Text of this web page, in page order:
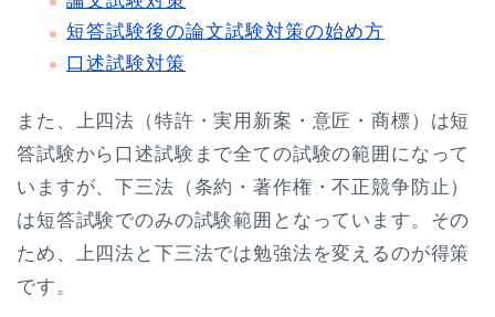
短答試験後の論文試験対策の始め方
口述試験対策
また、上四法（特許・実用新案・意匠・商標）は短
答試験から口述試験まで全ての試験の範囲になって
いますが、下三法（条約・著作権・不正競争防止）
は短答試験でのみの試験範囲となっています。その
ため、上四法と下三法では勉強法を変えるのが得策
です。